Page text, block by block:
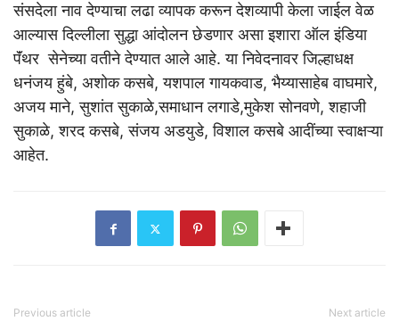
संसदेला नाव देण्याचा लढा व्यापक करून देशव्यापी केला जाईल वेळ
आल्यास दिल्लीला सुद्धा आंदोलन छेडणार असा इशारा ऑल इंडिया
पॅंथर सेनेच्या वतीने देण्यात आले आहे. या निवेदनावर जिल्हाधक्ष
धनंजय हुंबे, अशोक कसबे, यशपाल गायकवाड, भैय्यासाहेब वाघमारे,
अजय माने, सुशांत सुकाळे,समाधान लगाडे,मुकेश सोनवणे, शहाजी
सुकाळे, शरद कसबे, संजय अडयुडे, विशाल कसबे आदींच्या स्वाक्षऱ्या
आहेत.
Previous article Next article